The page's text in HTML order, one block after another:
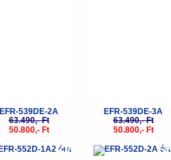
EFR-539DE-2A
63.490,- Ft
50.800,- Ft
EFR-539DE-3A
63.490,- Ft
50.800,- Ft
-20% -